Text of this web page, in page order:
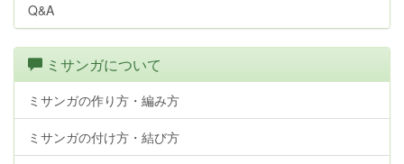
Q&A
ミサンガについて
ミサンガの作り方・編み方
ミサンガの付け方・結び方